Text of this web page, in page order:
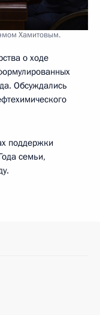
Хамитовым.
о ходе
Обсуждались
поддержки
семьи,